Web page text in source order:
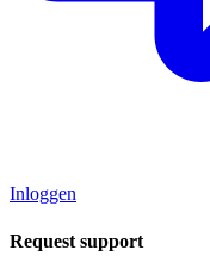
Inloggen
Request support